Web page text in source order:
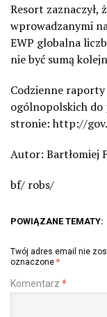
Resort zaznaczył,
wprowadzanymi
EWP globalna
nie być sumą
Codzienne
ogólnopolskich do
stronie: http://
Autor: Bartłomiej
bf/ robs/
POWIĄZANE TEMATY:
Twój adres email nie
oznaczone *
Komentarz *